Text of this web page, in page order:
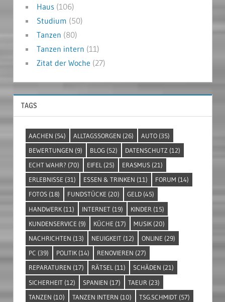
Haus(106)
Studium (50)
Tanzen (80)
Tanzen intern (11)
Zitat der Woche (27)
TAGS
AACHEN (54) ALLTAGSSORGEN (26) AUTO (35)
BEWERTUNGEN (9) BLOG (52) DATENSCHUTZ (12)
ECHT WAHR? (70) EIFEL (25) ERASMUS (21)
ERLEBNISSE (31) ESSEN & TRINKEN (11) FORUM (14)
FOTOS (18) FUNDSTÜCKE (20) GELD (45)
HANDWERK (11) INTERNET (19) KINDER (15)
KUNDENSERVICE (9) KÜCHE (17) MUSIK (20)
NACHRICHTEN (13) NEUIGKEIT (12) ONLINE (29)
PC (39) POLITIK (14) RENOVIEREN (27)
REPARATUREN (17) RÄTSEL (11) SCHÄDEN (21)
SICHERHEIT (12) SPANIEN (17) TAEUR (23)
TANZEN (10) TANZEN INTERN (10) TSG.SCHMIDT (57)